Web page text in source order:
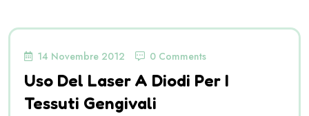
14 Novembre 2012 0 Comments
Uso Del Laser A Diodi Per I
Tessuti Gengivali